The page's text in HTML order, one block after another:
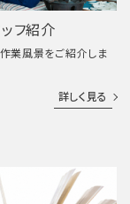
フ紹介
業風景をご紹介しま
詳しく見る